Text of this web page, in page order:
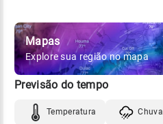
Mapas
Explore sua região no mapa
Previsão do tempo
Temperatura Chuva